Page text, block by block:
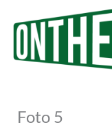
contenido
Foto 5